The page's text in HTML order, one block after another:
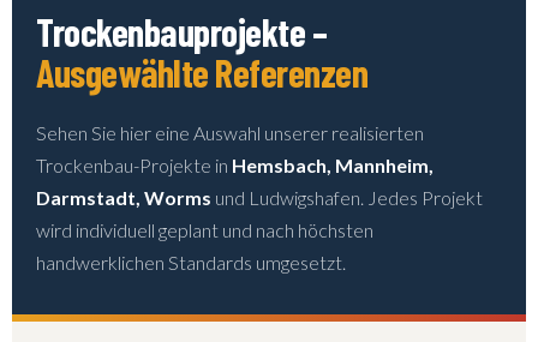
Trockenbau­projekte –
Ausgewählte Referenzen
Sehen Sie hier eine Auswahl unserer realisierten
Trockenbau-Projekte in Hemsbach, Mannheim,
Darmstadt, Worms und Ludwigshafen. Jedes Projekt
wird individuell geplant und nach höchsten
handwerklichen Standards umgesetzt.